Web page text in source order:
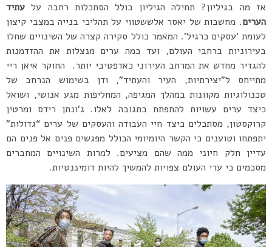
אז מה בגיליון? תחילה הגיליון כולל הסתכלות רחבה על עתיד
הערים. מחשבות של יאסר אלששטווי על תהליכי בנייה במצבי קיצון
לעומת ‘עסקים כרגיל’. המאמר כולל סקירה קצרה של השינויים שחלו
בעירוניות ברחבי העולם, ועד כמה ערים מנצלות את ההזדמנות
להגדיר מחדש את המרחב העירוני כאדפטיבי יותר. החוקר איאן ריי
מתייחס ל”יצירתיות, העיר והעתיד”, ודן בשימוש הנרחב של
טכנולוגיות מקוונות במהלך המגיפה, המחליפות מגע אנושי, ושואל
כיצד ערים עשויות להתפתח בתגובה לאלו. ג’ונתן רידס ומרטין
קרוקסטון, מסתכלים כיצד חיי העבודה והעסקים של ערים “גדולות”
יתפתחו וטוענים כי הקשר היומיומי הכולל מפגשים פנים אל פנים הם
עדיין חלק חיוני ממה שהם מציעים. למרות השינויים המחברים
מסכמים כי ערי העולם צפויות להמשיך להיות דומיננטיות.